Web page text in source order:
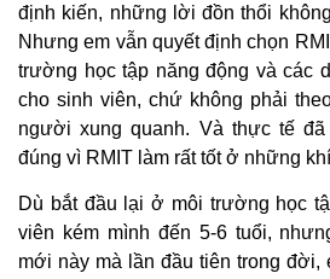
định kiến, những lời đồn thổi
Nhưng em vẫn quyết định chọn
trường học tập năng động và các
cho sinh viên, chứ không phải
người xung quanh. Và thực tế
đúng vì RMIT làm rất tốt ở những
Dù bắt đầu lại ở môi trường học
viên kém mình đến 5-6 tuổi,
mới này mà lần đầu tiên trong đời,